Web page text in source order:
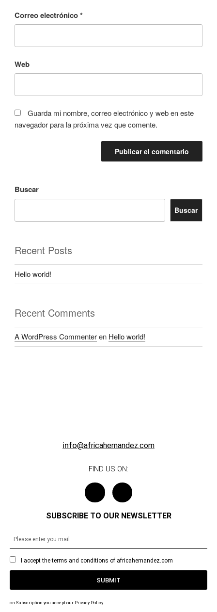
Correo electrónico*
Web
Guarda mi nombre, correo electrónico y web en este
navegador para la próxima vez que comente.
Buscar
Buscar
Recent Posts
Hello world!
Recent Comments
A WordPress Commenteren Hello world!
info@africahernandez.com
FIND US ON:
SUBSCRIBE TO OUR NEWSLETTER
I accept the terms and conditions of africahernandez.com
SUBMIT
on Subscription you accept our Privacy Policy